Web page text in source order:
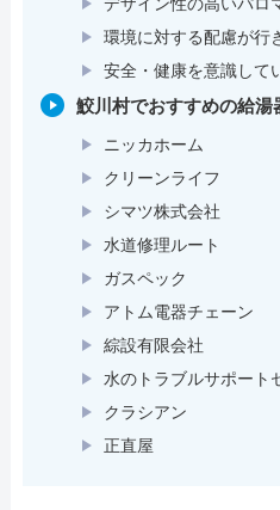
環境に対する配慮が行
安全・健康を意識して
鮫川村でおすすめの給湯
ニッカホーム
クリーンライフ
シマツ株式会社
水道修理ルート
ガスペック
アトム電器チェーン
綜設有限会社
水のトラブルサポート
クラシアン
正直屋